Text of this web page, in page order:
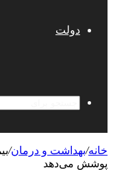
دولت
خانه/بهداشت و درمان/
پوشش می‌دهد